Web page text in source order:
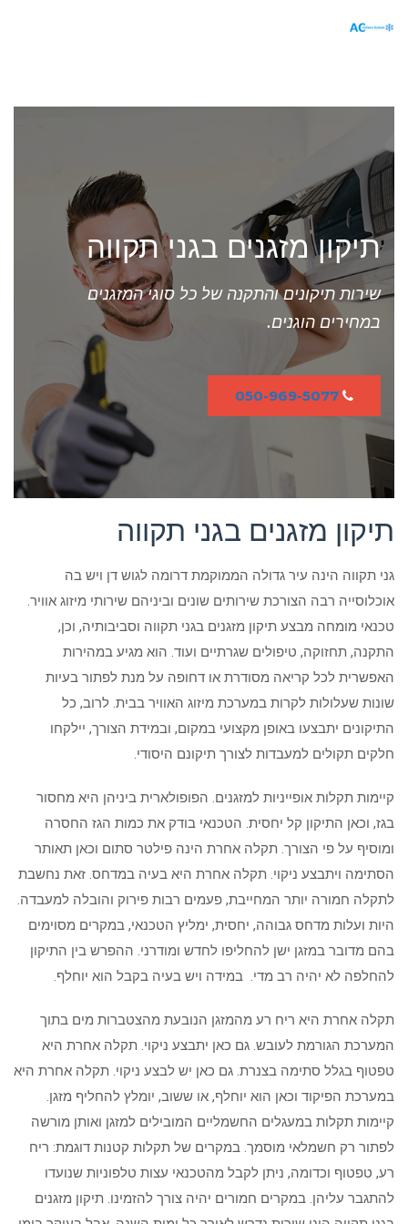
תיקון מזגנים בגני תקווה
שירות תיקונים והתקנה של כל סוגי המזגנים
במחירים הוגנים.
050-969-5077
תיקון מזגנים בגני תקווה
גני תקווה הינה עיר גדולה הממוקמת דרומה לגוש דן ויש בה
אוכלוסייה רבה הצורכת שירותים שונים וביניהם שירותי מיזוג אוויר.
טכנאי מומחה מבצע תיקון מזגנים בגני תקווה וסביבותיה, וכן,
התקנה, תחזוקה, טיפולים שגרתיים ועוד. הוא מגיע במהירות
האפשרית לכל קריאה מסודרת או דחופה על מנת לפתור בעיות
שונות שעלולות לקרות במערכת מיזוג האוויר בבית. לרוב, כל
התיקונים יתבצעו באופן מקצועי במקום, ובמידת הצורך, יילקחו
חלקים תקולים למעבדות לצורך תיקונם היסודי.
קיימות תקלות אופייניות למזגנים. הפופולארית ביניהן היא מחסור
בגז, וכאן התיקון קל יחסית. הטכנאי בודק את כמות הגז החסרה
ומוסיף על פי הצורך. תקלה אחרת הינה פילטר סתום וכאן תאותר
הסתימה ויתבצע ניקוי. תקלה אחרת היא בעיה במדחס. זאת נחשבת
לתקלה חמורה יותר המחייבת, פעמים רבות פירוק והובלה למעבדה.
היות ועלות מדחס גבוהה, יחסית, ימליץ הטכנאי, במקרים מסוימים
בהם מדובר במזגן ישן להחליפו לחדש ומודרני. ההפרש בין התיקון
להחלפה לא יהיה רב מדי. במידה ויש בעיה בקבל הוא יוחלף.
תקלה אחרת היא ריח רע מהמזגן הנובעת מהצטברות מים בתוך
המערכת הגורמת לעובש. גם כאן יתבצע ניקוי. תקלה אחרת היא
טפטוף בגלל סתימה בצנרת. גם כאן יש לבצע ניקוי. תקלה אחרת היא
במערכת הפיקוד וכאן הוא יוחלף, או ששוב, יומלץ להחליף מזגן.
קיימות תקלות במעגלים החשמליים המובילים למזגן ואותן מורשה
לפתור רק חשמלאי מוסמך. במקרים של תקלות קטנות דוגמת: ריח
רע, טפטוף וכדומה, ניתן לקבל מהטכנאי עצות טלפוניות שנועדו
להתגבר עליהן. במקרים חמורים יהיה צורך להזמינו. תיקון מזגנים